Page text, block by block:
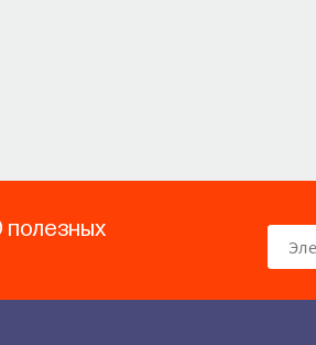
полезных